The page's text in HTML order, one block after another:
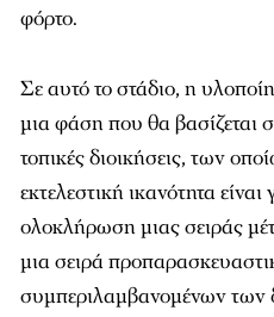
φόρτο.
Σε αυτό το στάδιο, η
μια φάση που θα βασίζεται
τοπικές διοικήσεις, των
εκτελεστική ικανότητα
ολοκλήρωση μιας σειράς
μια σειρά
συμπεριλαμβανομένων των